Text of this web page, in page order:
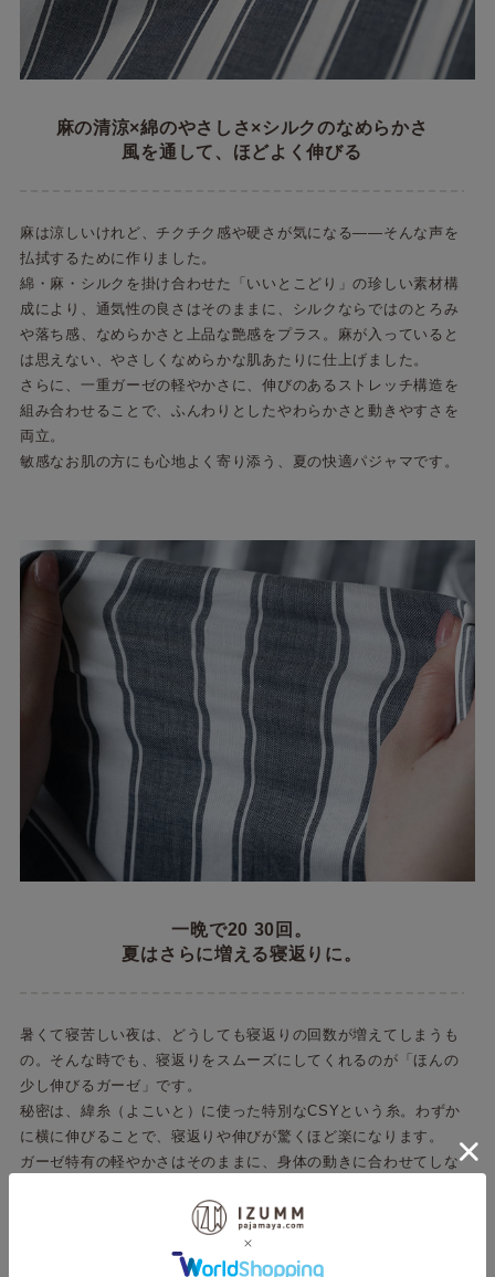
麻の清涼×綿のやさしさ×シルクのなめらかさ
風を通して、ほどよく伸びる
麻は涼しいけれど、チクチク感や硬さが気になる――そんな声を
払拭するために作りました。
綿・麻・シルクを掛け合わせた「いいとこどり」の珍しい素材構
成により、通気性の良さはそのままに、シルクならではのとろみ
や落ち感、なめらかさと上品な艶感をプラス。麻が入っていると
は思えない、やさしくなめらかな肌あたりに仕上げました。
さらに、一重ガーゼの軽やかさに、伸びのあるストレッチ構造を
組み合わせることで、ふんわりとしたやわらかさと動きやすさを
両立。
敏感なお肌の方にも心地よく寄り添う、夏の快適パジャマです。
一晩で20 30回。
夏はさらに増える寝返りに。
暑くて寝苦しい夜は、どうしても寝返りの回数が増えてしまうも
の。そんな時でも、寝返りをスムーズにしてくれるのが「ほんの
少し伸びるガーゼ」です。
秘密は、緯糸（よこいと）に使った特別なCSYという糸。わずか
に横に伸びることで、寝返りや伸びが驚くほど楽になります。
ガーゼ特有の軽やかさはそのままに、身体の動きに合わせてしな
返りもスムーズになり、朝までぐっすり眠れます。